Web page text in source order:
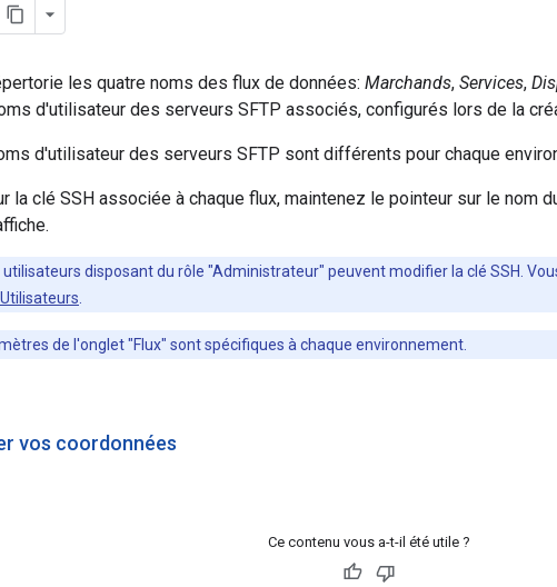
les quatre noms des flux de données: Marchands, Services,
d'utilisateur des serveurs SFTP associés, configurés lors de la
d'utilisateur des serveurs SFTP sont différents pour chaque
la clé SSH associée à chaque flux, maintenez le pointeur sur le nom
utilisateurs disposant du rôle "Administrateur" peuvent modifier la clé SSH.
de l'onglet "Flux" sont spécifiques à chaque environnement.
vos coordonnées
Ce contenu vous a-t-il été utile ?